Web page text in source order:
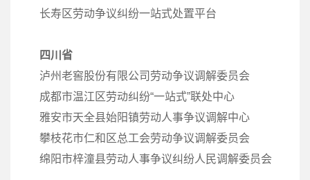
长寿区劳动争议纠纷一站式处置平台
四川省
泸州老窖股份有限公司劳动争议调解委员会
成都市温江区劳动纠纷“一站式”联处中心
雅安市天全县始阳镇劳动人事争议调解中心
攀枝花市仁和区总工会劳动争议调解委员会
绵阳市梓潼县劳动人事争议纠纷人民调解委员会